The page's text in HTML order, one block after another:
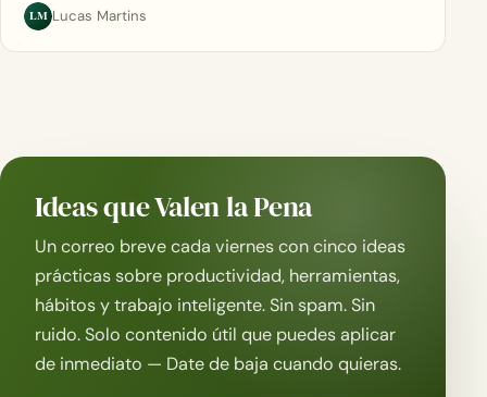
LM Lucas Martins
Ideas que Valen la Pena
Un correo breve cada viernes con cinco ideas
prácticas sobre productividad, herramientas,
hábitos y trabajo inteligente. Sin spam. Sin
ruido. Solo contenido útil que puedes aplicar
de inmediato — Date de baja cuando quieras.